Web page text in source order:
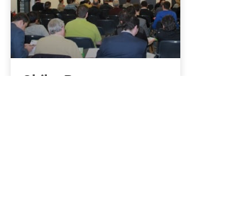
Ohiko Batzar